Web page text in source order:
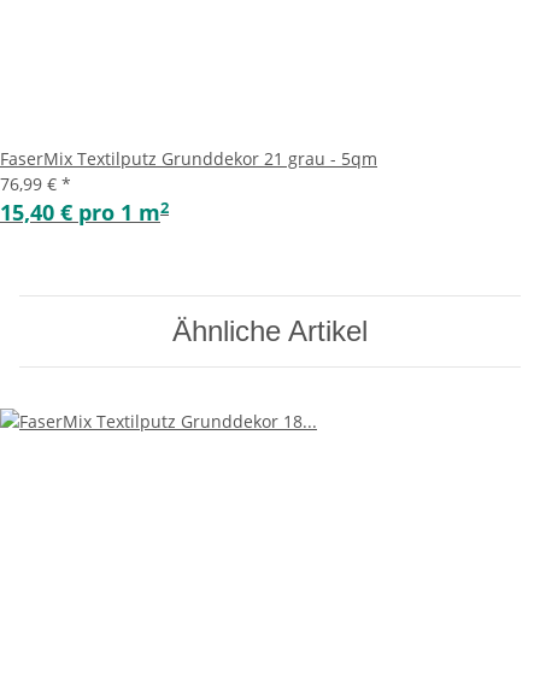
FaserMix Textilputz Grunddekor 21 grau - 5qm
76,99 € *
15,40 € pro 1 m2
Ähnliche Artikel